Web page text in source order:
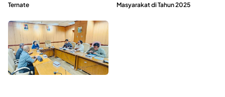
Ternate
Masyarakat di Tahun 2025